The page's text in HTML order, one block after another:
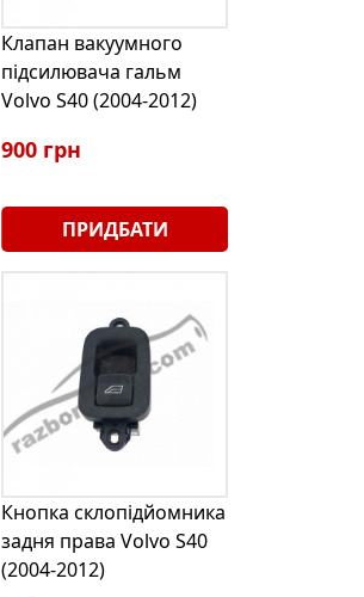
Клапан вакуумного
підсилювача гальм
Volvo S40 (2004-2012)
900 грн
ПРИДБАТИ
Кнопка склопідйомника
задня права Volvo S40
(2004-2012)